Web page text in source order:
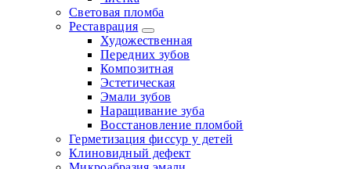
Световая пломба
Реставрация
Художественная
Передних зубов
Композитная
Эстетическая
Эмали зубов
Наращивание зуба
Восстановление пломбой
Герметизация фиссур у детей
Клиновидный дефект